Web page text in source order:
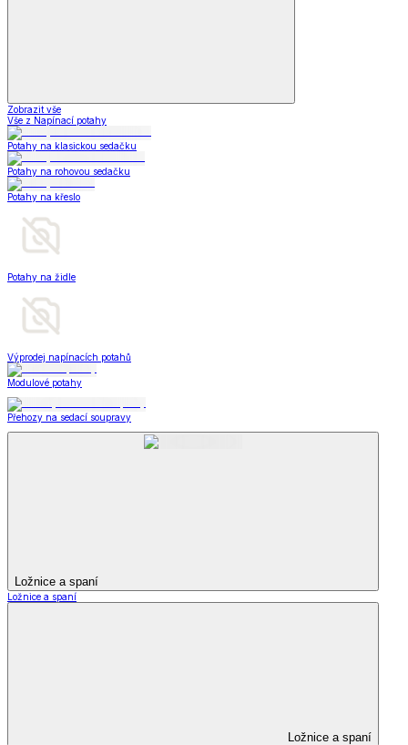
Zobrazit vše
Vše z Napínací potahy
Potahy na klasickou sedačku
Potahy na rohovou sedačku
Potahy na křeslo
Potahy na židle
Výprodej napínacích potahů
Modulové potahy
Přehozy na sedací soupravy
Ložnice a spaní
Ložnice a spaní
Ložnice a spaní